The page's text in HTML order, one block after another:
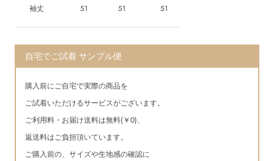
袖丈 51 51 51
自宅でご試着 サンプル便
購入前にご自宅で実際の商品を
ご試着いただけるサービスがございます。
ご利用料・お届け送料は無料(￥0)、
返送料はご負担頂いています。
ご購入前の、サイズや生地感の確認に